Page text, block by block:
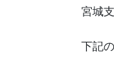
宮城
下記